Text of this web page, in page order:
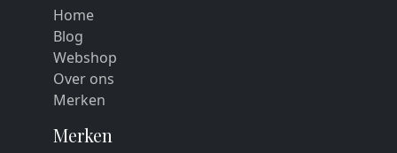
Home
Blog
Webshop
Over ons
Merken
Merken